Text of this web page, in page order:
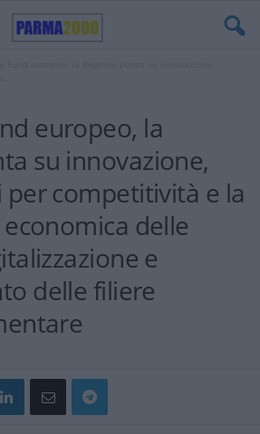
europeo, la
su innovazione,
competitività e la
delle
e
delle filiere